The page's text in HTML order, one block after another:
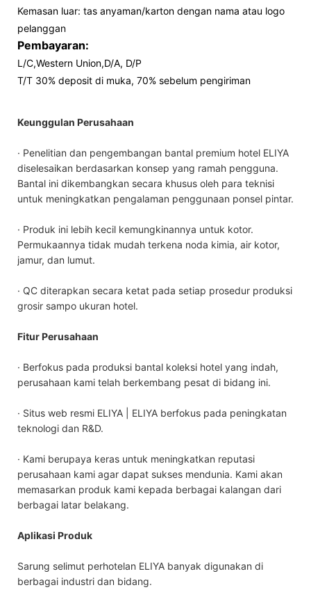
Kemasan luar: tas anyaman/karton dengan nama atau logo
pelanggan
Pembayaran:
L/C,Western Union,D/A, D/P
T/T 30% deposit di muka, 70% sebelum pengiriman
Keunggulan Perusahaan
· Penelitian dan pengembangan bantal premium hotel ELIYA
diselesaikan berdasarkan konsep yang ramah pengguna.
Bantal ini dikembangkan secara khusus oleh para teknisi
untuk meningkatkan pengalaman penggunaan ponsel pintar.
· Produk ini lebih kecil kemungkinannya untuk kotor.
Permukaannya tidak mudah terkena noda kimia, air kotor,
jamur, dan lumut.
· QC diterapkan secara ketat pada setiap prosedur produksi
grosir sampo ukuran hotel.
Fitur Perusahaan
· Berfokus pada produksi bantal koleksi hotel yang indah,
perusahaan kami telah berkembang pesat di bidang ini.
· Situs web resmi ELIYA | ELIYA berfokus pada peningkatan
teknologi dan R&D.
· Kami berupaya keras untuk meningkatkan reputasi
perusahaan kami agar dapat sukses mendunia. Kami akan
memasarkan produk kami kepada berbagai kalangan dari
berbagai latar belakang.
Aplikasi Produk
Sarung selimut perhotelan ELIYA banyak digunakan di
berbagai industri dan bidang.